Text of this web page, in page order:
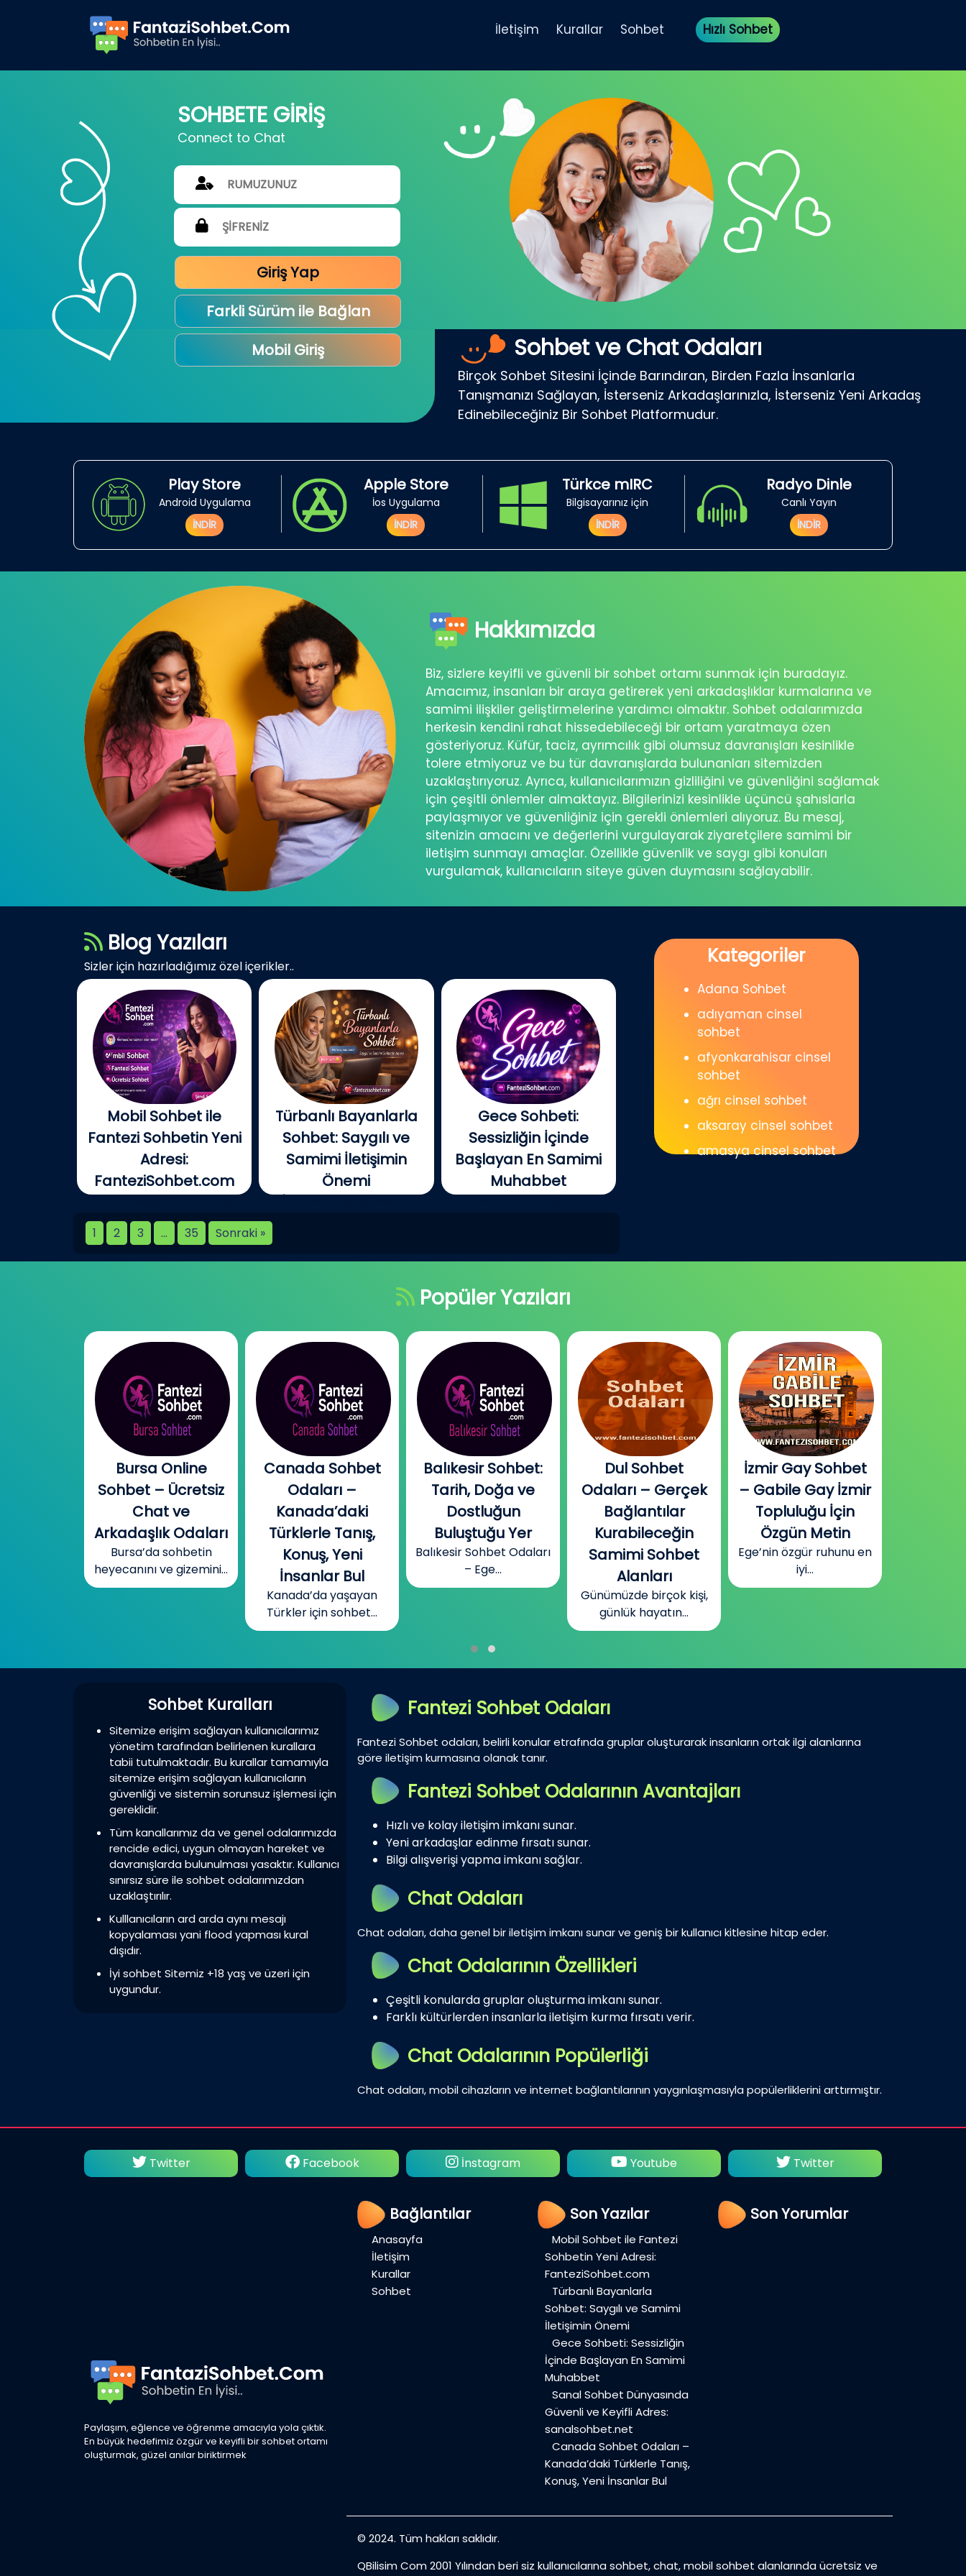
İletişim Kurallar Sohbet Hızlı Sohbet
SOHBETE GİRİŞ
Connect to Chat
Giriş Yap
Farkli Sürüm ile Bağlan
Mobil Giriş
Sohbet ve Chat Odaları
Birçok Sohbet Sitesini İçinde Barındıran, Birden Fazla İnsanlarla
Tanışmanızı Sağlayan, İsterseniz Arkadaşlarınızla, İsterseniz Yeni Arkadaş
Edinebileceğiniz Bir Sohbet Platformudur.
Play Store
Android Uygulama
İNDİR
Apple Store
İos Uygulama
İNDİR
Türkce mIRC
Bilgisayarınız için
İNDİR
Radyo Dinle
Canlı Yayın
İNDİR
Hakkımızda
Biz, sizlere keyifli ve güvenli bir sohbet ortamı sunmak için buradayız.
Amacımız, insanları bir araya getirerek yeni arkadaşlıklar kurmalarına ve
samimi ilişkiler geliştirmelerine yardımcı olmaktır. Sohbet odalarımızda
herkesin kendini rahat hissedebileceği bir ortam yaratmaya özen
gösteriyoruz. Küfür, taciz, ayrımcılık gibi olumsuz davranışları kesinlikle
tolere etmiyoruz ve bu tür davranışlarda bulunanları sitemizden
uzaklaştırıyoruz. Ayrıca, kullanıcılarımızın gizliliğini ve güvenliğini sağlamak
için çeşitli önlemler almaktayız. Bilgilerinizi kesinlikle üçüncü şahıslarla
paylaşmıyor ve güvenliğiniz için gerekli önlemleri alıyoruz. Bu mesaj,
sitenizin amacını ve değerlerini vurgulayarak ziyaretçilere samimi bir
iletişim sunmayı amaçlar. Özellikle güvenlik ve saygı gibi konuları
vurgulamak, kullanıcıların siteye güven duymasını sağlayabilir.
Blog Yazıları
Sizler için hazırladığımız özel içerikler..
Mobil Sohbet ile
Fantezi Sohbetin Yeni
Adresi:
FanteziSohbet.com
Açık konuşayım, artık çoğu
kişi...
Türbanlı Bayanlarla
Sohbet: Saygılı ve
Samimi İletişimin
Önemi
İnternetin gelişmesiyle
Gece Sohbeti:
Sessizliğin İçinde
Başlayan En Samimi
Muhabbet
Gecenin ilerleyen
1
2 3 … 35 Sonraki »
Kategoriler
Adana Sohbet
adıyaman cinsel
sohbet
afyonkarahisar cinsel
sohbet
ağrı cinsel sohbet
aksaray cinsel sohbet
amasya cinsel sohbet
Popüler Yazıları
Bursa Online
Sohbet – Ücretsiz
Chat ve
Arkadaşlık Odaları
Bursa’da sohbetin
heyecanını ve gizemini...
Canada Sohbet
Odaları –
Kanada’daki
Türklerle Tanış,
Konuş, Yeni
İnsanlar Bul
Kanada’da yaşayan
Türkler için sohbet...
Balıkesir Sohbet:
Tarih, Doğa ve
Dostluğun
Buluştuğu Yer
Balıkesir Sohbet Odaları
– Ege...
Dul Sohbet
Odaları – Gerçek
Bağlantılar
Kurabileceğin
Samimi Sohbet
Alanları
Günümüzde birçok kişi,
günlük hayatın...
İzmir Gay Sohbet
– Gabile Gay İzmir
Topluluğu İçin
Özgün Metin
Ege’nin özgür ruhunu en
iyi...
Sohbet Kuralları
Sitemize erişim sağlayan kullanıcılarımız
yönetim tarafından belirlenen kurallara
tabii tutulmaktadır. Bu kurallar tamamıyla
sitemize erişim sağlayan kullanıcıların
güvenliği ve sistemin sorunsuz işlemesi için
gereklidir.
Tüm kanallarımız da ve genel odalarımızda
rencide edici, uygun olmayan hareket ve
davranışlarda bulunulması yasaktır. Kullanıcı
sınırsız süre ile sohbet odalarımızdan
uzaklaştırılır.
Kulllanıcıların ard arda aynı mesajı
kopyalaması yani flood yapması kural
dışıdır.
İyi sohbet Sitemiz +18 yaş ve üzeri için
uygundur.
Fantezi Sohbet Odaları
Fantezi Sohbet odaları, belirli konular etrafında gruplar oluşturarak insanların ortak ilgi alanlarına
göre iletişim kurmasına olanak tanır.
Fantezi Sohbet Odalarının Avantajları
Hızlı ve kolay iletişim imkanı sunar.
Yeni arkadaşlar edinme fırsatı sunar.
Bilgi alışverişi yapma imkanı sağlar.
Chat Odaları
Chat odaları, daha genel bir iletişim imkanı sunar ve geniş bir kullanıcı kitlesine hitap eder.
Chat Odalarının Özellikleri
Çeşitli konularda gruplar oluşturma imkanı sunar.
Farklı kültürlerden insanlarla iletişim kurma fırsatı verir.
Chat Odalarının Popülerliği
Chat odaları, mobil cihazların ve internet bağlantılarının yaygınlaşmasıyla popülerliklerini arttırmıştır.
Twitter Facebook İnstagram Youtube Twitter
Paylaşım, eğlence ve öğrenme amacıyla yola çıktık.
En büyük hedefimiz özgür ve keyifli bir sohbet ortamı
oluşturmak, güzel anılar biriktirmek
Bağlantılar
Anasayfa
İletişim
Kurallar
Sohbet
Son Yazılar
Mobil Sohbet ile Fantezi
Sohbetin Yeni Adresi:
FanteziSohbet.com
Türbanlı Bayanlarla
Sohbet: Saygılı ve Samimi
İletişimin Önemi
Gece Sohbeti: Sessizliğin
İçinde Başlayan En Samimi
Muhabbet
Sanal Sohbet Dünyasında
Güvenli ve Keyifli Adres:
sanalsohbet.net
Canada Sohbet Odaları –
Kanada’daki Türklerle Tanış,
Konuş, Yeni İnsanlar Bul
Son Yorumlar
© 2024. Tüm hakları saklıdır.
QBilisim Com 2001 Yılından beri siz kullanıcılarına sohbet, chat, mobil sohbet alanlarında ücretsiz ve